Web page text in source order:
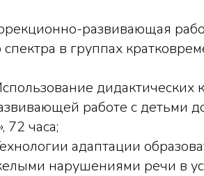
развивающая
спектра в группах
дидактических
работе с детьми
72 часа;
адаптации
нарушениями речи в